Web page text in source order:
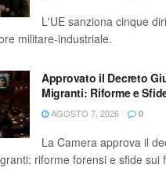
L'UE sanziona cinque
militare-industriale.
Approvato il Decreto
Migranti: Riforme e
AGOSTO 7, 2026 0
La Camera approva il
riforme forensi e sfide sui